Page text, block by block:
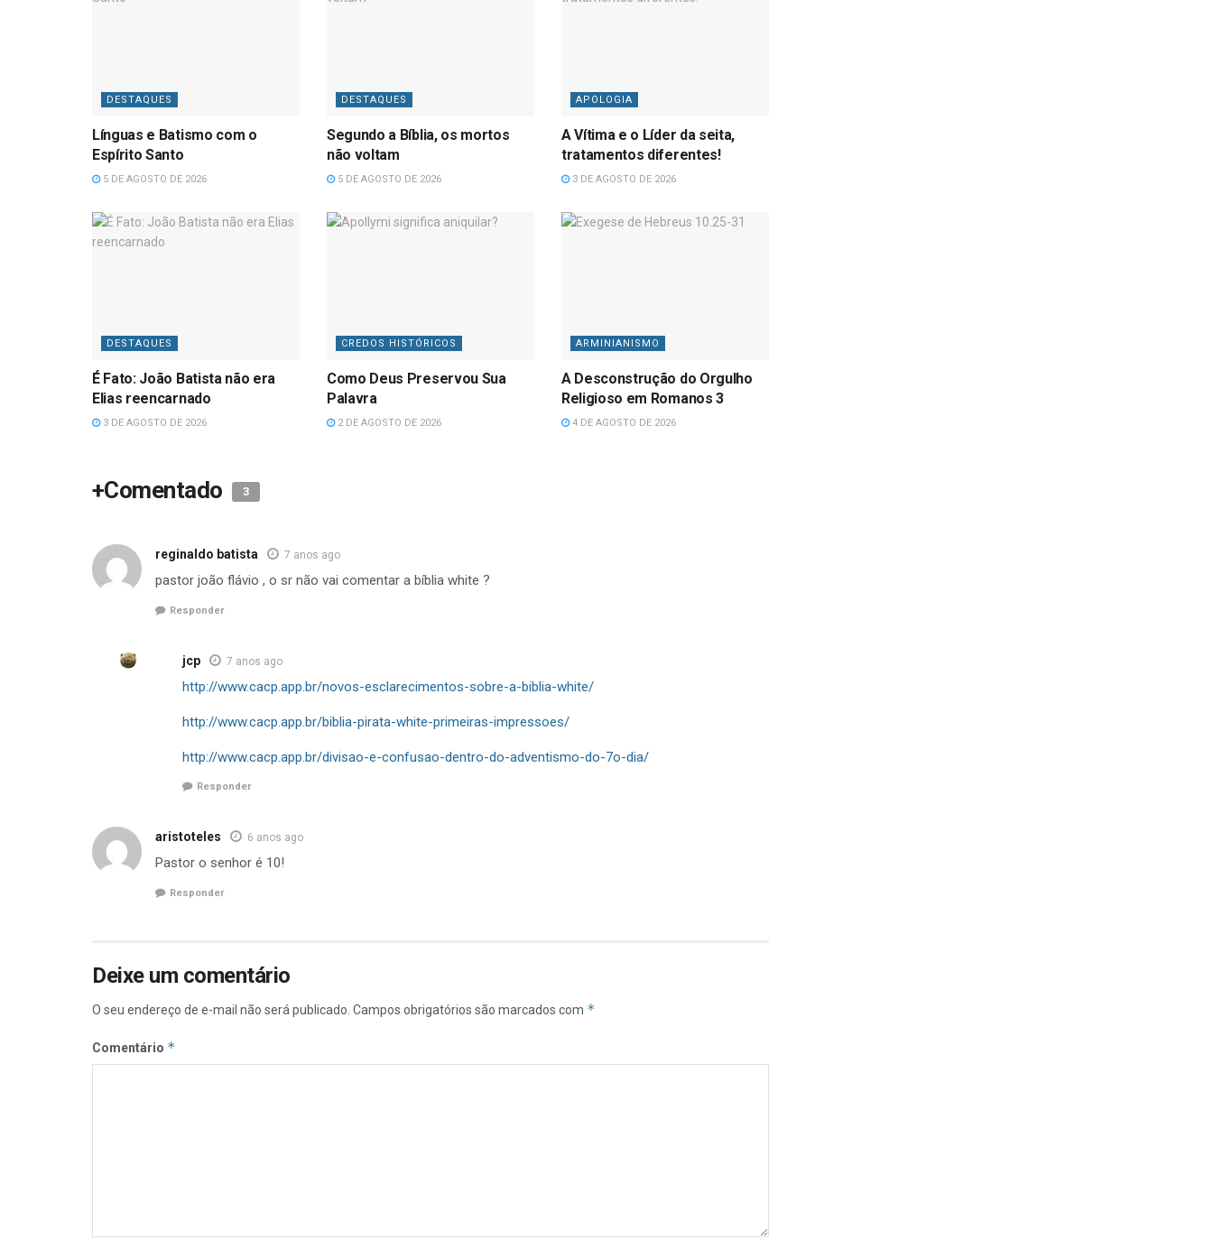
DESTAQUES
Línguas e Batismo com o
Espírito Santo
5 DE AGOSTO DE 2026
DESTAQUES
Segundo a Bíblia, os mortos
não voltam
5 DE AGOSTO DE 2026
APOLOGIA
A Vítima e o Líder da seita,
tratamentos diferentes!
3 DE AGOSTO DE 2026
DESTAQUES
É Fato: João Batista não era
Elias reencarnado
3 DE AGOSTO DE 2026
CREDOS HISTÓRICOS
Como Deus Preservou Sua
Palavra
2 DE AGOSTO DE 2026
ARMINIANISMO
A Desconstrução do Orgulho
Religioso em Romanos 3
4 DE AGOSTO DE 2026
+Comentado 3
reginaldo batista 7 anos ago
pastor joão flávio , o sr não vai comentar a bíblia white ?
Responder
jcp 7 anos ago
http://www.cacp.app.br/novos-esclarecimentos-sobre-a-biblia-white/
http://www.cacp.app.br/biblia-pirata-white-primeiras-impressoes/
http://www.cacp.app.br/divisao-e-confusao-dentro-do-adventismo-do-7o-dia/
Responder
aristoteles 6 anos ago
Pastor o senhor é 10!
Responder
Deixe um comentário
O seu endereço de e-mail não será publicado. Campos obrigatórios são marcados com *
Comentário *